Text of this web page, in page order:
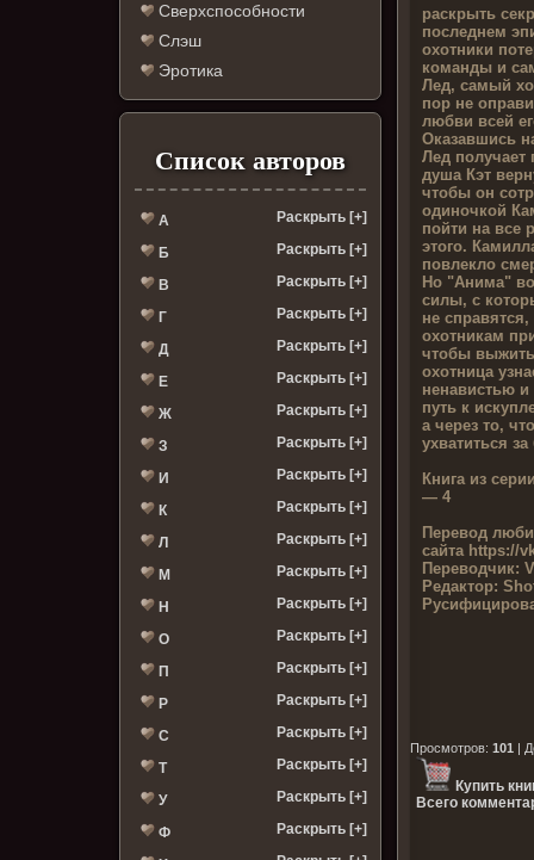
Сверхспособности
Слэш
Эротика
Список авторов
А Раскрыть [+]
Б Раскрыть [+]
В Раскрыть [+]
Г Раскрыть [+]
Д Раскрыть [+]
Е Раскрыть [+]
Ж Раскрыть [+]
З Раскрыть [+]
И Раскрыть [+]
К Раскрыть [+]
Л Раскрыть [+]
М Раскрыть [+]
Н Раскрыть [+]
О Раскрыть [+]
П Раскрыть [+]
Р Раскрыть [+]
С Раскрыть [+]
Т Раскрыть [+]
У Раскрыть [+]
Ф Раскрыть [+]
раскрыть
последнем
охотники
команды и
Лед, самый
пор не
любви всей
Оказавшись
Лед получает
душа Кэт
чтобы он
одиночкой
пойти на все
этого.
повлекло
Но "Анима"
силы, с
не
охотникам
чтобы
охотница
ненавистью
путь к
а через то,
ухватиться
Книга из
— 4
Перевод
сайта https://
Переводчик:
Редактор:
Просмотров:101 |
Купить
Всего